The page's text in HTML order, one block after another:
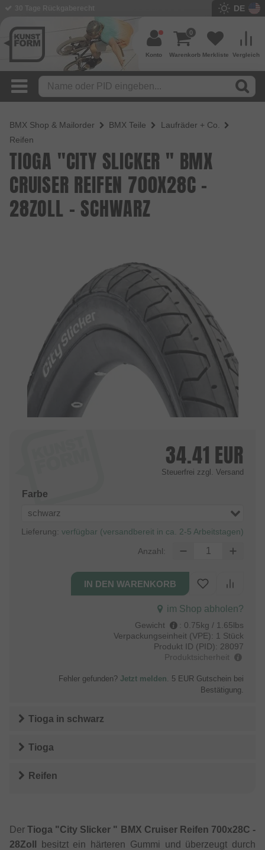
DE
Vergleich
Merkliste
Warenkorb
0
Konto
BMX Shop & Mailorder BMX Teile
Laufräder + Co.
Reifen
TIOGA "CITY SLICKER " BMX
CRUISER REIFEN 700X28C -
28ZOLL - SCHWARZ
34.41 EUR
Steuerfrei zzgl. Versand
Farbe
schwarz
Lieferung: verfügbar (versandbereit in ca. 2-5 Arbeitstagen)
Anzahl:
im Shop abholen?
Gewicht : 0.75kg / 1.65lbs
Verpackungseinheit (VPE): 1 Stück
Produkt ID (PID): 28097
Produktsicherheit
Fehler gefunden? Jetzt melden. 5 EUR Gutschein bei
Bestätigung.
Tioga in schwarz
Tioga
Reifen
DerTioga "City Slicker " BMX Cruiser Reifen 700x28C -
28Zoll
besitzt ein härteren Gummi und überzeugt durch